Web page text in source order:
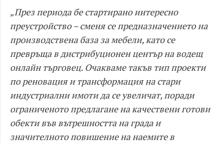
„През периода бе стартирано интересно
преустройство – сменя се предназначението на
производствена база за мебели, като се
превръща в дистрибуционен център на водещ
онлайн търговец. Очакваме такъв тип проекти
по реновация и трансформация на стари
индустриални имоти да се увеличат, поради
ограниченото предлагане на качествени готови
обекти във вътрешността на града и
значителното повишение на наемите в